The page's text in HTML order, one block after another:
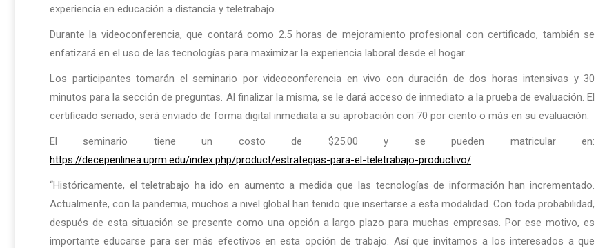
experiencia en educación a distancia y teletrabajo.
Durante la videoconferencia, que contará como 2.5 horas de mejoramiento profesional con certificado, también se
enfatizará en el uso de las tecnologías para maximizar la experiencia laboral desde el hogar.
Los participantes tomarán el seminario por videoconferencia en vivo con duración de dos horas intensivas y 30
minutos para la sección de preguntas. Al finalizar la misma, se le dará acceso de inmediato a la prueba de evaluación. El
certificado seriado, será enviado de forma digital inmediata a su aprobación con 70 por ciento o más en su evaluación.
El seminario tiene un costo de $25.00 y se pueden matricular en:
https://decepenlinea.uprm.edu/index.php/product/estrategias-para-el-teletrabajo-productivo/
“Históricamente, el teletrabajo ha ido en aumento a medida que las tecnologías de información han incrementado.
Actualmente, con la pandemia, muchos a nivel global han tenido que insertarse a esta modalidad. Con toda probabilidad,
después de esta situación se presente como una opción a largo plazo para muchas empresas. Por ese motivo, es
importante educarse para ser más efectivos en esta opción de trabajo. Así que invitamos a los interesados a que